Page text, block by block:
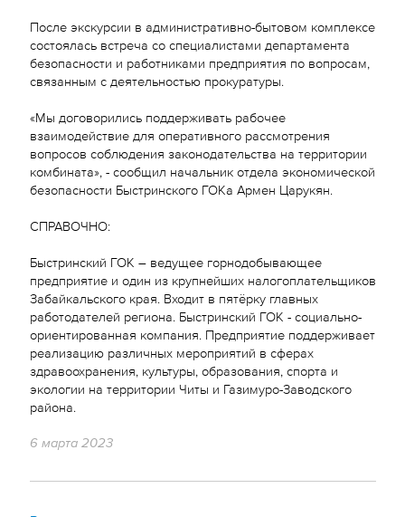
После экскурсии в административно-бытовом комплексе
состоялась встреча со специалистами департамента
безопасности и работниками предприятия по вопросам,
связанным с деятельностью прокуратуры.
«Мы договорились поддерживать рабочее
взаимодействие для оперативного рассмотрения
вопросов соблюдения законодательства на территории
комбината», - сообщил начальник отдела экономической
безопасности Быстринского ГОКа Армен Царукян.
СПРАВОЧНО:
Быстринский ГОК – ведущее горнодобывающее
предприятие и один из крупнейших налогоплательщиков
Забайкальского края. Входит в пятёрку главных
работодателей региона. Быстринский ГОК - социально-
ориентированная компания. Предприятие поддерживает
реализацию различных мероприятий в сферах
здравоохранения, культуры, образования, спорта и
экологии на территории Читы и Газимуро-Заводского
района.
6 марта 2023